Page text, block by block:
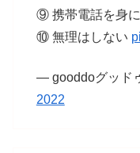
⑨ 携帯電話を身
⑩ 無理はしない
— gooddoグッド
2022